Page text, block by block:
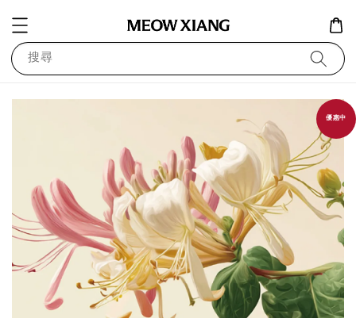
搜尋
優惠中